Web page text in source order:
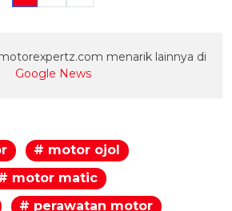
menarik lainnya di
Google News
# motor ojol
motor matic
# perawatan motor